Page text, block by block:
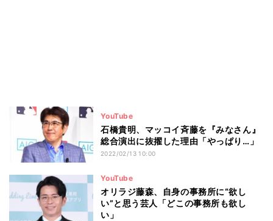
YouTube
石橋貴明、マッコイ斉藤を『みなさん』
総合演出に抜擢した理由「やっぱり…」
2022/02/13 10:00
YouTube
オリラジ藤森、自身の事務所に“欲し
い”と思う芸人「どこの事務所も欲し
い」